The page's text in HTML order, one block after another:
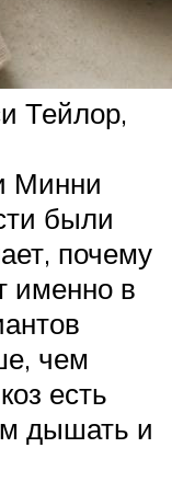
Тейлор,
Минни
были
почему
именно в
чем
есть
дышать и